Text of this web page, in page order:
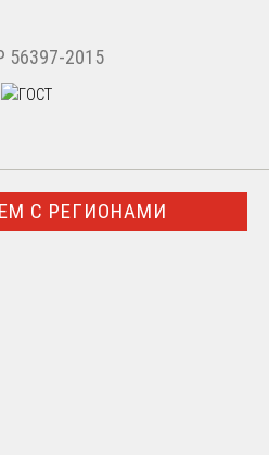
56397-2015
С РЕГИОНАМИ